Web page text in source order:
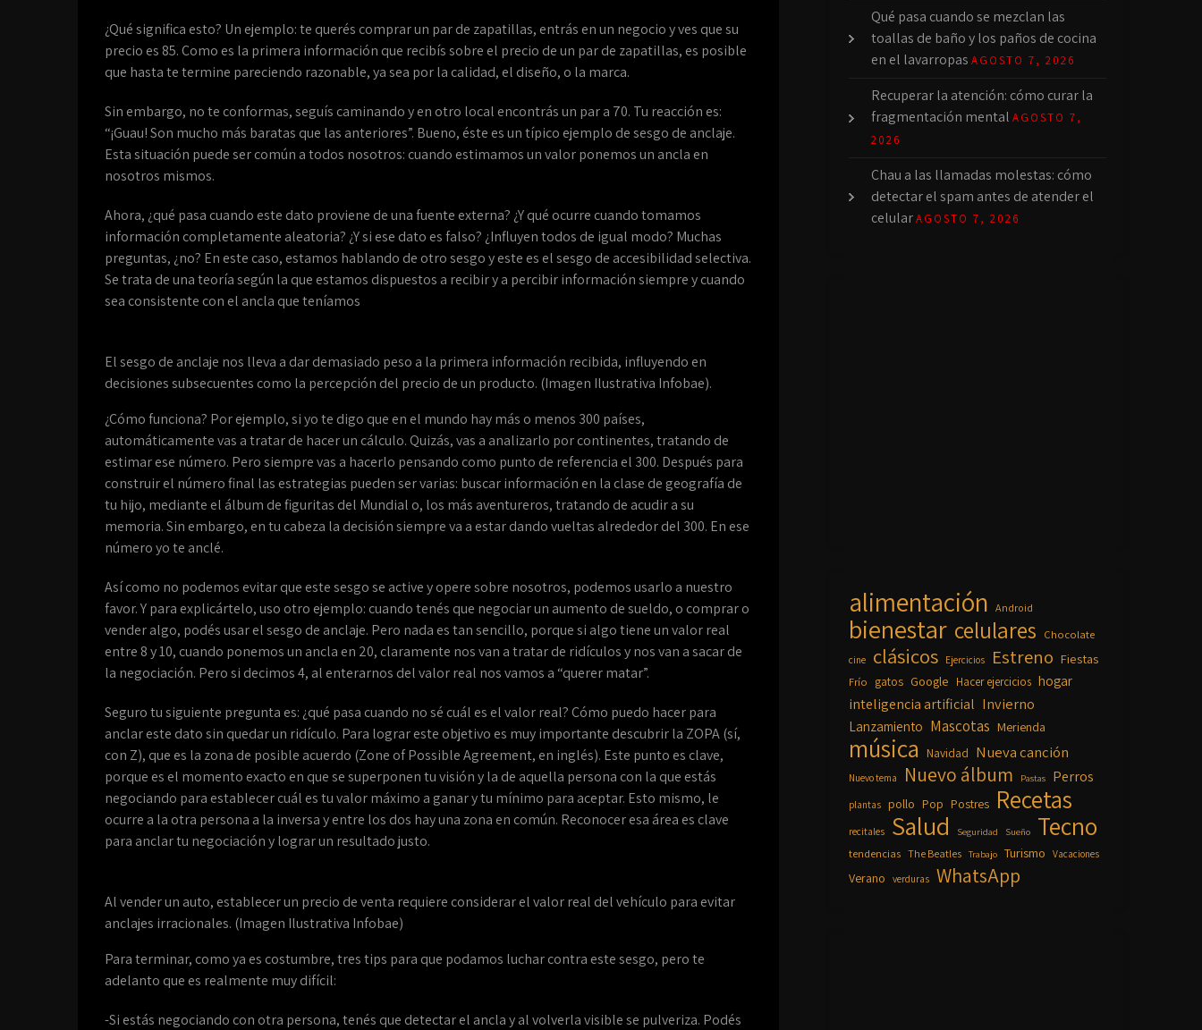
¿Qué significa esto? Un ejemplo: te querés comprar un par de zapatillas, entrás en un negocio y ves que su
precio es 85. Como es la primera información que recibís sobre el precio de un par de zapatillas, es posible
que hasta te termine pareciendo razonable, ya sea por la calidad, el diseño, o la marca.
Sin embargo, no te conformas, seguís caminando y en otro local encontrás un par a 70. Tu reacción es:
“¡Guau! Son mucho más baratas que las anteriores”. Bueno, éste es un típico ejemplo de sesgo de anclaje.
Esta situación puede ser común a todos nosotros: cuando estimamos un valor ponemos un ancla en
nosotros mismos.
Ahora, ¿qué pasa cuando este dato proviene de una fuente externa? ¿Y qué ocurre cuando tomamos
información completamente aleatoria? ¿Y si ese dato es falso? ¿Influyen todos de igual modo? Muchas
preguntas, ¿no? En este caso, estamos hablando de otro sesgo y este es el sesgo de accesibilidad selectiva.
Se trata de una teoría según la que estamos dispuestos a recibir y a percibir información siempre y cuando
sea consistente con el ancla que teníamos
El sesgo de anclaje nos lleva a dar demasiado peso a la primera información recibida, influyendo en
decisiones subsecuentes como la percepción del precio de un producto. (Imagen Ilustrativa Infobae).
¿Cómo funciona? Por ejemplo, si yo te digo que en el mundo hay más o menos 300 países,
automáticamente vas a tratar de hacer un cálculo. Quizás, vas a analizarlo por continentes, tratando de
estimar ese número. Pero siempre vas a hacerlo pensando como punto de referencia el 300. Después para
construir el número final las estrategias pueden ser varias: buscar información en la clase de geografía de
tu hijo, mediante el álbum de figuritas del Mundial o, los más aventureros, tratando de acudir a su
memoria. Sin embargo, en tu cabeza la decisión siempre va a estar dando vueltas alrededor del 300. En ese
número yo te anclé.
Así como no podemos evitar que este sesgo se active y opere sobre nosotros, podemos usarlo a nuestro
favor. Y para explicártelo, uso otro ejemplo: cuando tenés que negociar un aumento de sueldo, o comprar o
vender algo, podés usar el sesgo de anclaje. Pero nada es tan sencillo, porque si algo tiene un valor real
entre 8 y 10, cuando ponemos un ancla en 20, claramente nos van a tratar de ridículos y nos van a sacar de
la negociación. Pero si decimos 4, al enterarnos del valor real nos vamos a “querer matar”.
Seguro tu siguiente pregunta es: ¿qué pasa cuando no sé cuál es el valor real? Cómo puedo hacer para
anclar este dato sin quedar un ridículo. Para lograr este objetivo es muy importante descubrir la ZOPA (sí,
con Z), que es la zona de posible acuerdo (Zone of Possible Agreement, en inglés). Este punto es clave,
porque es el momento exacto en que se superponen tu visión y la de aquella persona con la que estás
negociando para establecer cuál es tu valor máximo a ganar y tu mínimo para aceptar. Esto mismo, le
ocurre a la otra persona a la inversa y entre los dos hay una zona en común. Reconocer esa área es clave
para anclar tu negociación y lograr un resultado justo.
Al vender un auto, establecer un precio de venta requiere considerar el valor real del vehículo para evitar
anclajes irracionales. (Imagen Ilustrativa Infobae)
Para terminar, como ya es costumbre, tres tips para que podamos luchar contra este sesgo, pero te
adelanto que es realmente muy difícil:
-Si estás negociando con otra persona, tenés que detectar el ancla y al volverla visible se pulveriza. Podés
Qué pasa cuando se mezclan las
toallas de baño y los paños de cocina
en el lavarropas AGOSTO 7, 2026
Recuperar la atención: cómo curar la
fragmentación mental AGOSTO 7,
2026
Chau a las llamadas molestas: cómo
detectar el spam antes de atender el
celular AGOSTO 7, 2026
alimentación Android
bienestar celulares Chocolate
cine clásicos Ejercicios Estreno Fiestas
Frío gatos Google Hacer ejercicios hogar
inteligencia artificial Invierno
Lanzamiento Mascotas Merienda
música Navidad Nueva canción
Nuevo tema Nuevo álbum Pastas Perros
plantas pollo Pop Postres Recetas
recitales Salud Seguridad Sueño Tecno
tendencias The Beatles Trabajo Turismo Vacaciones
Verano verduras WhatsApp